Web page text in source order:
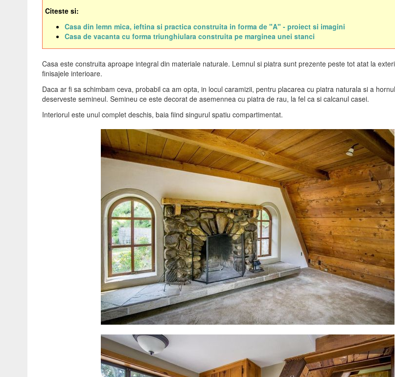
Citeste si:
Casa din lemn mica, ieftina si practica construita in forma de "A" - proiect si imagini
Casa de vacanta cu forma triunghiulara construita pe marginea unei stanci
Casa este construita aproape integral din materiale naturale. Lemnul si piatra sunt prezente peste tot atat la
finisajele interioare.
Daca ar fi sa schimbam ceva, probabil ca am opta, in locul caramizii, pentru placarea cu piatra naturala si a
deserveste semineul. Semineu ce este decorat de asemennea cu piatra de rau, la fel ca si calcanul casei.
Interiorul este unul complet deschis, baia fiind singurul spatiu compartimentat.